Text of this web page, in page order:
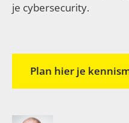
je cybersecurity.
Plan hier je